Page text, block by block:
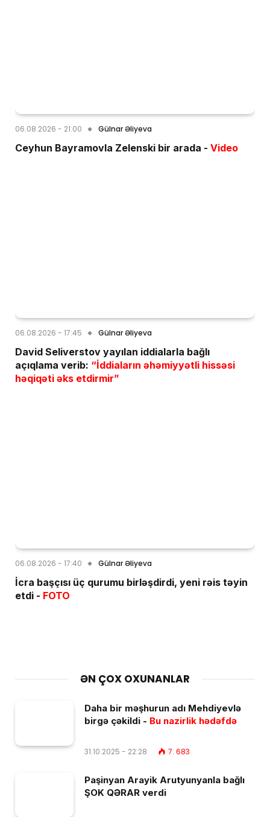
06.08.2026 - 21:00 Gülnar Əliyeva
Ceyhun Bayramovla Zelenski bir arada - Video
06.08.2026 - 17:45 Gülnar Əliyeva
David Seliverstov yayılan iddialarla bağlı
açıqlama verib: “İddiaların əhəmiyyətli hissəsi
həqiqəti əks etdirmir”
06.08.2026 - 17:40 Gülnar Əliyeva
İcra başçısı üç qurumu birləşdirdi, yeni rəis təyin
etdi - FOTO
ƏN ÇOX OXUNANLAR
Daha bir məşhurun adı Mehdiyevlə
birgə çəkildi - Bu nazirlik hədəfdə
31.10.2025 - 22:28 7. 683
Paşinyan Arayik Arutyunyanla bağlı
ŞOK QƏRAR verdi